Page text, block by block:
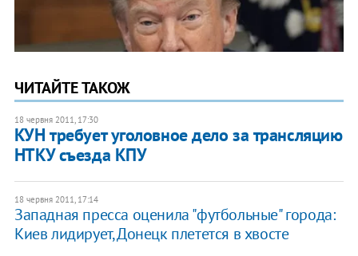
ЧИТАЙТЕ ТАКОЖ
18 червня 2011, 17:30
КУН требует уголовное дело за трансляцию
НТКУ съезда КПУ
18 червня 2011, 17:14
Западная пресса оценила "футбольные" города:
Киев лидирует, Донецк плетется в хвосте